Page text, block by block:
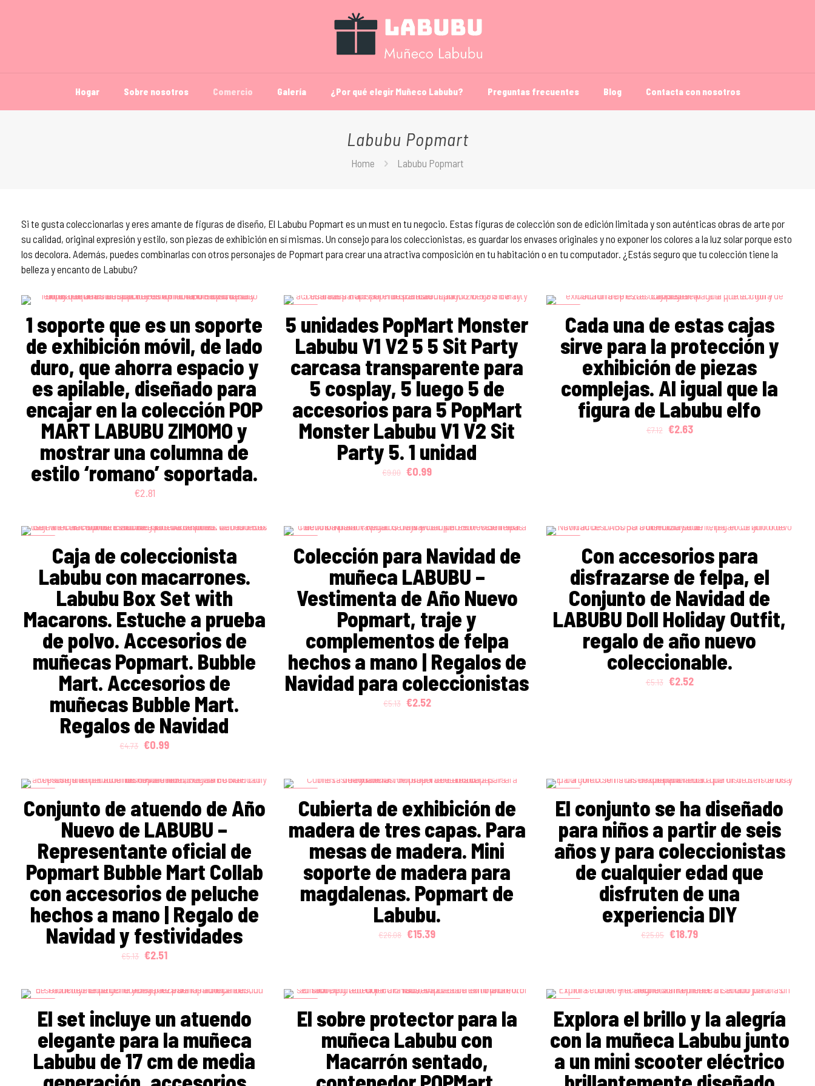
Hogar Sobre nosotros Comercio Galería ¿Por qué elegir Muñeco Labubu? Preguntas frecuentes Blog Contacta con nosotros
Labubu Popmart
Home Labubu Popmart
Si te gusta coleccionarlas y eres amante de figuras de diseño, El Labubu Popmart es un must en tu negocio. Estas figuras de colección son de edición limitada y son auténticas obras de arte por
su calidad, original expresión y estilo, son piezas de exhibición en sí mismas. Un consejo para los coleccionistas, es guardar los envases originales y no exponer los colores a la luz solar porque esto
los decolora. Además, puedes combinarlas con otros personajes de Popmart para crear una atractiva composición en tu habitación o en tu computador. ¿Estás seguro que tu colección tiene la
belleza y encanto de Labubu?
1 soporte que es un soporte
de exhibición móvil, de lado
duro, que ahorra espacio y
es apilable, diseñado para
encajar en la colección POP
MART LABUBU ZIMOMO y
mostrar una columna de
estilo ‘romano’ soportada.
€2.81
5 unidades PopMart Monster
Labubu V1 V2 5 5 Sit Party
carcasa transparente para
5 cosplay, 5 luego 5 de
accesorios para 5 PopMart
Monster Labubu V1 V2 Sit
Party 5. 1 unidad
€9.00 Original
€0.99Current
Cada una de estas cajas
sirve para la protección y
exhibición de piezas
complejas. Al igual que la
figura de Labubu elfo
€7.12 Original
€2.63Current
Caja de coleccionista
Labubu con macarrones.
Labubu Box Set with
Macarons. Estuche a prueba
de polvo. Accesorios de
muñecas Popmart. Bubble
Mart. Accesorios de
muñecas Bubble Mart.
Regalos de Navidad
€4.73 Original
€4.73.
€0.99Current
Colección para Navidad de
muñeca LABUBU –
Vestimenta de Año Nuevo
Popmart, traje y
complementos de felpa
hechos a mano | Regalos de
Navidad para coleccionistas
€5.13 Original
€2.52Current
Con accesorios para
disfrazarse de felpa, el
Conjunto de Navidad de
LABUBU Doll Holiday Outfit,
regalo de año nuevo
coleccionable.
€5.13 Original
€2.52Current
Conjunto de atuendo de Año
Nuevo de LABUBU –
Representante oficial de
Popmart Bubble Mart Collab
con accesorios de peluche
hechos a mano | Regalo de
Navidad y festividades
€5.13 Original
€5.13.
€2.51Current
€2.51.
Cubierta de exhibición de
madera de tres capas. Para
mesas de madera. Mini
soporte de madera para
magdalenas. Popmart de
Labubu.
€26.08 Original
€15.39Current
El conjunto se ha diseñado
para niños a partir de seis
años y para coleccionistas
de cualquier edad que
disfruten de una
experiencia DIY
€25.05 Original
€18.79Current
El set incluye un atuendo
elegante para la muñeca
Labubu de 17 cm de media
El sobre protector para la
muñeca Labubu con
Macarrón sentado,
Explora el brillo y la alegría
con la muñeca Labubu junto
a un mini scooter eléctrico